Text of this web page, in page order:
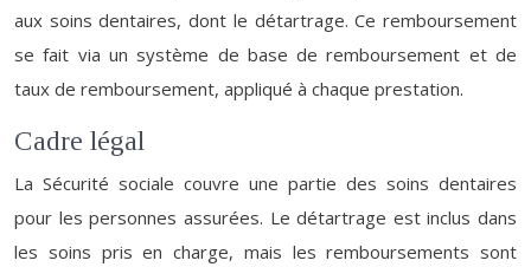
aux soins dentaires, dont le détartrage. Ce remboursement
se fait via un système de base de remboursement et de
taux de remboursement, appliqué à chaque prestation.
Cadre légal
La Sécurité sociale couvre une partie des soins dentaires
pour les personnes assurées. Le détartrage est inclus dans
les soins pris en charge, mais les remboursements sont